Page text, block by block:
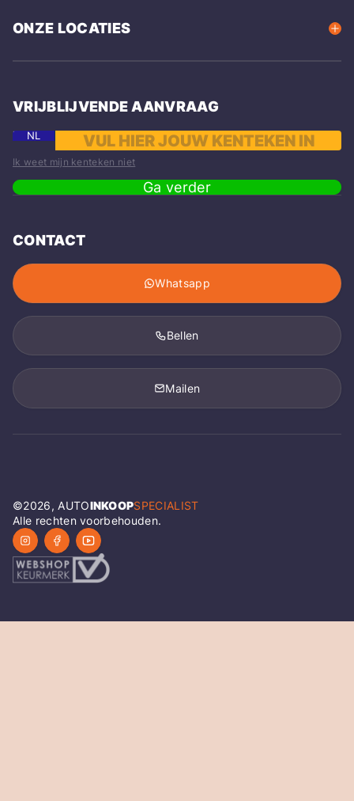
ONZE LOCATIES
VRIJBLIJVENDE AANVRAAG
NL
Ik weet mijn kenteken niet
Ga verder
CONTACT
Whatsapp
Bellen
Mailen
©2026, AUTOINKOOPSPECIALIST
Alle rechten voorbehouden.